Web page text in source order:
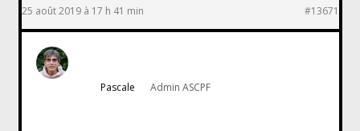
25 août 2019 à 17 h 41 min #13671
Pascale Admin ASCPF